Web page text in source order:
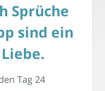
Sprüche
sind ein
Tag 24